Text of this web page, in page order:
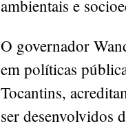
ambientais e
O governador
em políticas
Tocantins,
ser desenvolvidos